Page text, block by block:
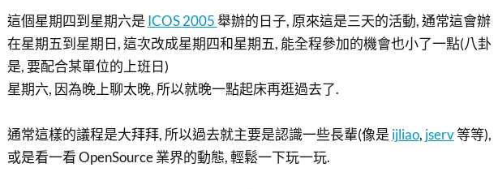
這個星期四到星期六是 ICOS 2005舉辦的日子, 原來這是三天的活動, 通常這會辦
在星期五到星期日, 這次改成星期四和星期五, 能全程參加的機會也小了一點(八卦
是, 要配合某單位的上班日)
星期六, 因為晚上聊太晚, 所以就晚一點起床再逛過去了.
通常這樣的議程是大拜拜, 所以過去就主要是認識一些長輩(像是 ijliao, jserv等等),
或是看一看 OpenSource 業界的動態, 輕鬆一下玩一玩.